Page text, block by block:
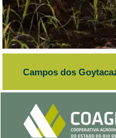
Campos dos